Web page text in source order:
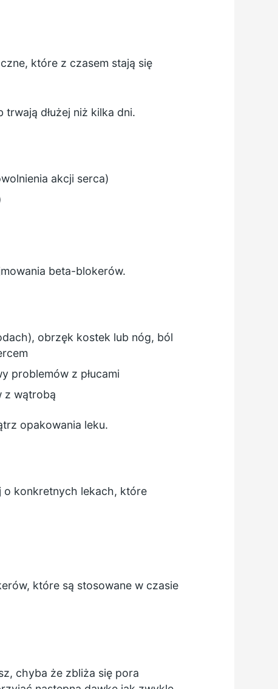
które z czasem stają się
dłużej niż kilka dni.
akcji serca)
beta-blokerów.
obrzęk kostek lub nóg, ból
problemów z płucami
z wątrobą
opakowania leku.
konkretnych lekach, które
które są stosowane w czasie
chyba że zbliża się pora